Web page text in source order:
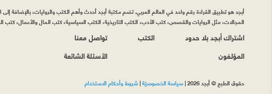
أبجد هو تطبيق القراءة رقم واحد في العالم العربي. تضم مكتبة أبجد أحدث وأهم الكتب والروايات، بالإضافة إلى
المجالات، مثل الروايات والقصص، كتب الأدب، الكتب التاريخية، الكتب السياسية، كتب المال والأعمال، كتب
اشتراك أبجد بلا حدود
المؤلفون
الكتب
تواصل معنا
الأسئلة الشائعة
حقوق الطبع © أبجد 2026 |سياسة الخصوصيّة|شروط وأحكام الاستخدام